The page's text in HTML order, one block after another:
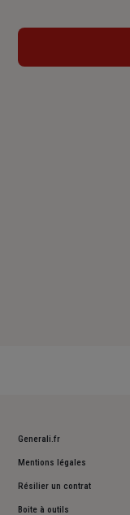
Generali.fr
Mentions légales
Résilier un contrat
Boite à outils